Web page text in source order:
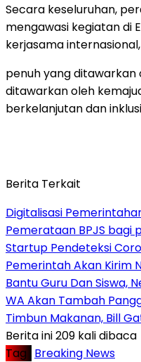
Secara keseluruhan,
mengawasi kegiatan di
kerjasama
penuh yang
ditawarkan oleh
berkelanjutan dan
Berita Terkait
Digitalisasi
Pemerataan BPJS bagi
Startup Pendeteksi
Pemerintah Akan Kirim
Bantu Guru Dan Siswa,
WA Akan Tambah
Timbun Makanan, Bill
Berita ini 209 kali dibaca
Tag : Breaking News